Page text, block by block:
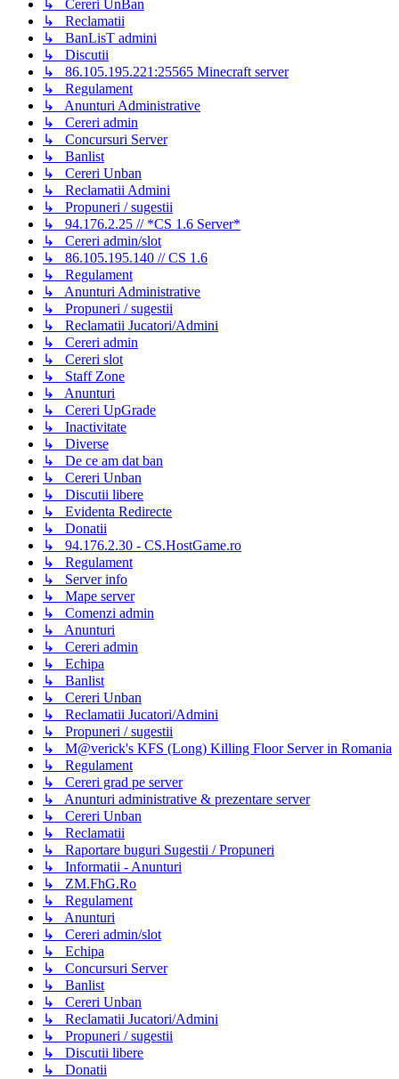
↳ Cereri UnBan
↳ Reclamatii
↳ BanLisT admini
↳ Discutii
↳ 86.105.195.221:25565 Minecraft server
↳ Regulament
↳ Anunturi Administrative
↳ Cereri admin
↳ Concursuri Server
↳ Banlist
↳ Cereri Unban
↳ Reclamatii Admini
↳ Propuneri / sugestii
↳ 94.176.2.25 // *CS 1.6 Server*
↳ Cereri admin/slot
↳ 86.105.195.140 // CS 1.6
↳ Regulament
↳ Anunturi Administrative
↳ Propuneri / sugestii
↳ Reclamatii Jucatori/Admini
↳ Cereri admin
↳ Cereri slot
↳ Staff Zone
↳ Anunturi
↳ Cereri UpGrade
↳ Inactivitate
↳ Diverse
↳ De ce am dat ban
↳ Cereri Unban
↳ Discutii libere
↳ Evidenta Redirecte
↳ Donatii
↳ 94.176.2.30 - CS.HostGame.ro
↳ Regulament
↳ Server info
↳ Mape server
↳ Comenzi admin
↳ Anunturi
↳ Cereri admin
↳ Echipa
↳ Banlist
↳ Cereri Unban
↳ Reclamatii Jucatori/Admini
↳ Propuneri / sugestii
↳ M@verick's KFS (Long) Killing Floor Server in Romania
↳ Regulament
↳ Cereri grad pe server
↳ Anunturi administrative & prezentare server
↳ Cereri Unban
↳ Reclamatii
↳ Raportare buguri Sugestii / Propuneri
↳ Informatii - Anunturi
↳ ZM.FhG.Ro
↳ Regulament
↳ Anunturi
↳ Cereri admin/slot
↳ Echipa
↳ Concursuri Server
↳ Banlist
↳ Cereri Unban
↳ Reclamatii Jucatori/Admini
↳ Propuneri / sugestii
↳ Discutii libere
↳ Donatii